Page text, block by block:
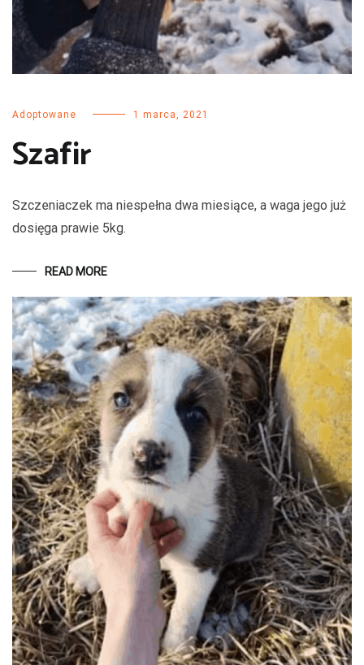
Adoptowane 1 marca, 2021
Szafir
Szczeniaczek ma niespełna dwa miesiące, a waga jego już
dosięga prawie 5kg.
READ MORE